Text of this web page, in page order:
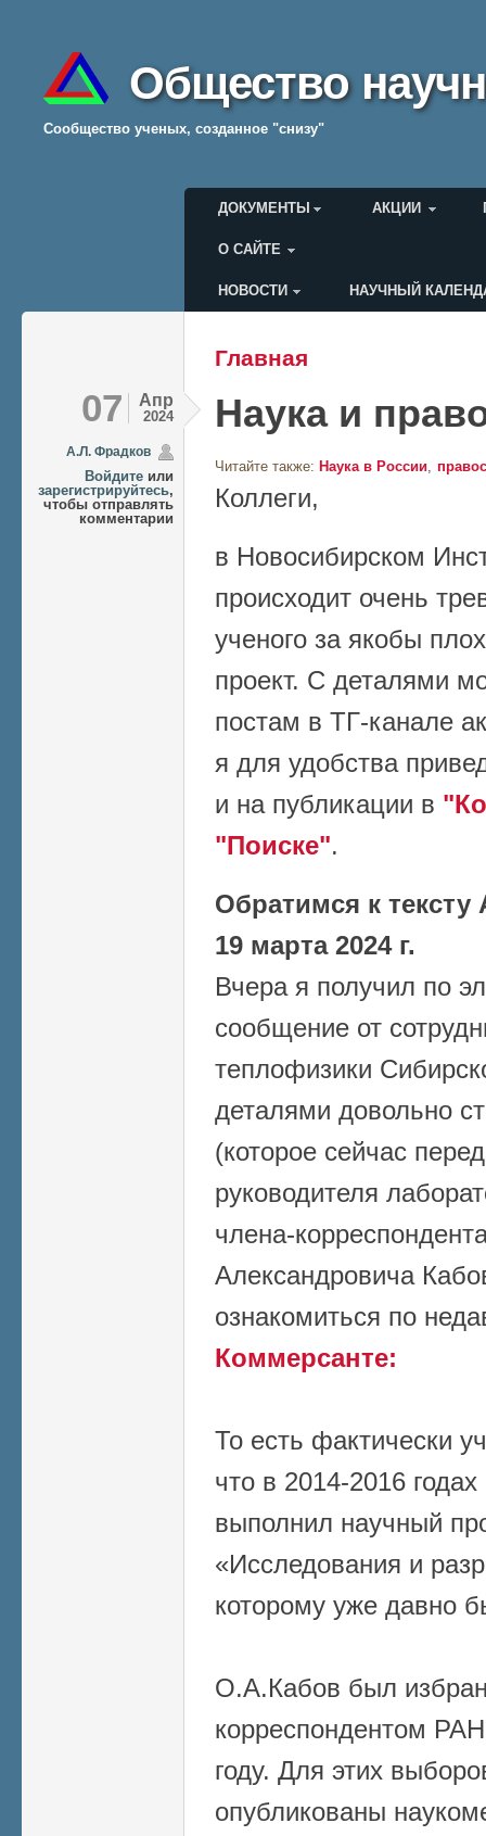
Общество
Cообщество ученых, созданное "снизу"
Главное меню
ДОКУМЕНТЫ АКЦИИ
О САЙТЕ
Меню пользователя
НОВОСТИ НАУЧНЫЙ
Вы здесь
Главная
07 Апр
2024
А.Л. Фрадков
Войдите или
зарегистрируйтесь,
чтобы отправлять
комментарии
Наука и
Читайте также: Наука в России
Коллеги,
в Новосибирском
происходит очень
ученого за якобы
проект. С деталями
постам в ТГ-канале
я для удобства
и на публикации в
"Поиске".
Обратимся к тексту
19 марта 2024 г.
Вчера я получил по
сообщение от
теплофизики
деталями довольно
(которое сейчас
руководителя
члена-
Александровича
ознакомиться по
Коммерсанте:
То есть фактически
что в 2014-2016
выполнил научный
«Исследования и
которому уже давно
О.А.Кабов был
корреспондентом
году. Для этих
опубликованы